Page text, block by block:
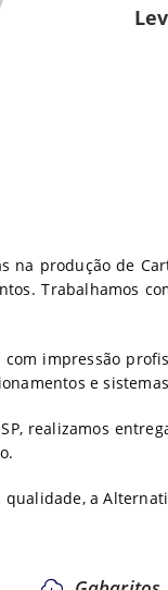
na produção de
Trabalhamos
impressão
e
realizamos
a